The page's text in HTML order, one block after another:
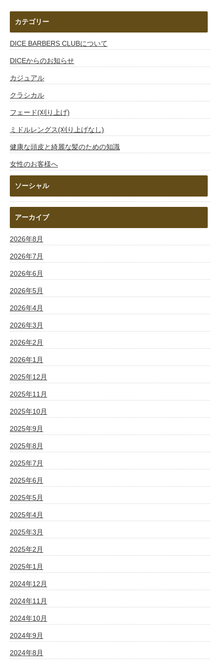
カテゴリー
DICE BARBERS CLUBについて
DICEからのお知らせ
カジュアル
クラシカル
フェード(刈り上げ)
ミドルレングス(刈り上げなし)
健康な頭皮と綺麗な髪のための知識
女性のお客様へ
ソーシャル
アーカイブ
2026年8月
2026年7月
2026年6月
2026年5月
2026年4月
2026年3月
2026年2月
2026年1月
2025年12月
2025年11月
2025年10月
2025年9月
2025年8月
2025年7月
2025年6月
2025年5月
2025年4月
2025年3月
2025年2月
2025年1月
2024年12月
2024年11月
2024年10月
2024年9月
2024年8月